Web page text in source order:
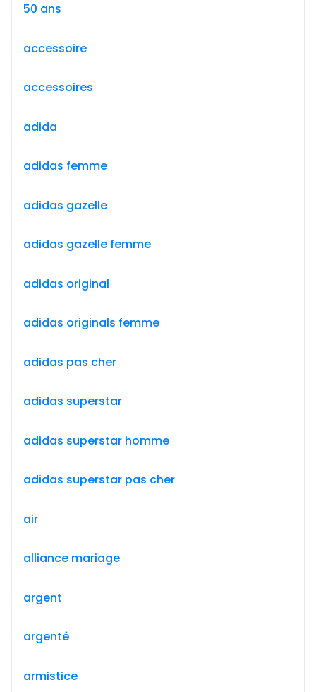
50 ans
accessoire
accessoires
adida
adidas femme
adidas gazelle
adidas gazelle femme
adidas original
adidas originals femme
adidas pas cher
adidas superstar
adidas superstar homme
adidas superstar pas cher
air
alliance mariage
argent
argenté
armistice